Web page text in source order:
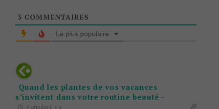
3 COMMENTAIRES
Le plus populaire
Quand les plantes de vos vacances
s’invitent dans votre routine beauté -
5 années il y a